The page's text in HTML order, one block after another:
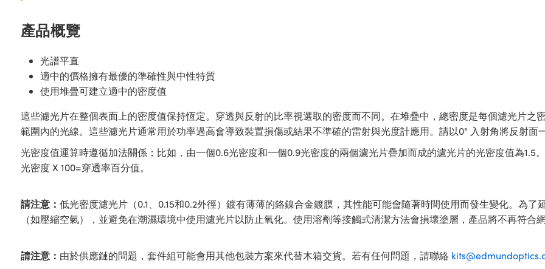
產品概覽
光譜平直
適中的價格擁有最優的準確性與中性特質
使用堆疊可建立適中的密度值
這些濾光片在整個表面上的密度值保持恆定。穿透與反射的比率視選取的密度而不同。在堆疊中，總密度是每個濾光片之
範圍內的光線。這些濾光片通常用於功率過高會導致裝置損傷或結果不準確的雷射與光度計應用。請以0° 入射角將反射面
光密度值運算時遵循加法關係；比如，由一個0.6光密度和一個0.9光密度的兩個濾光片疊加而成的濾光片的光密度值為1.5
光密度 X 100=穿透率百分值。
請注意： 低光密度濾光片（0.1、0.15和0.2外徑）鍍有薄薄的鉻鎳合金鍍膜，其性能可能會隨著時間使用而發生變化。為
（如壓縮空氣），並避免在潮濕環境中使用濾光片以防止氧化。使用溶劑等接觸式清潔方法會損壞塗層，產品將不再符合
請注意： 由於供應鏈的問題，套件組可能會用其他包裝方案來代替木箱交貨。若有任何問題，請聯絡